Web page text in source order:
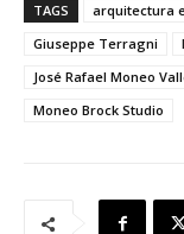
TAGS arquitectura
Giuseppe Terragni
José Rafael Moneo
Moneo Brock Studio